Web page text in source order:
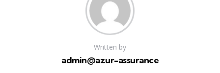
Written by
admin@azur-assurance